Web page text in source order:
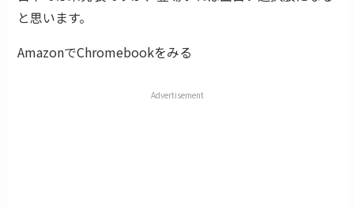
と思います。
AmazonでChromebookをみる
Advertisement